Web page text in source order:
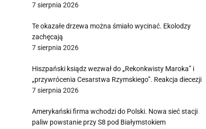
7 sierpnia 2026
Te okazałe drzewa można śmiało wycinać. Ekolodzy
zachęcają
7 sierpnia 2026
Hiszpański ksiądz wezwał do „Rekonkwisty Maroka” i
„przywrócenia Cesarstwa Rzymskiego”. Reakcja diecezji
7 sierpnia 2026
Amerykański firma wchodzi do Polski. Nowa sieć stacji
paliw powstanie przy S8 pod Białymstokiem